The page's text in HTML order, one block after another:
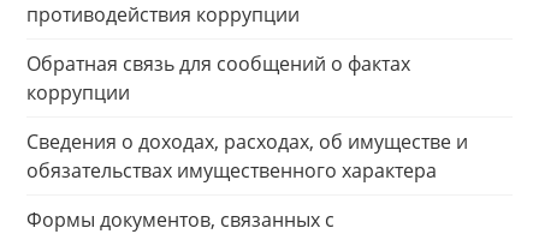
противодействия коррупции
Обратная связь для сообщений о фактах
коррупции
Сведения о доходах, расходах, об имуществе и
обязательствах имущественного характера
Формы документов, связанных с